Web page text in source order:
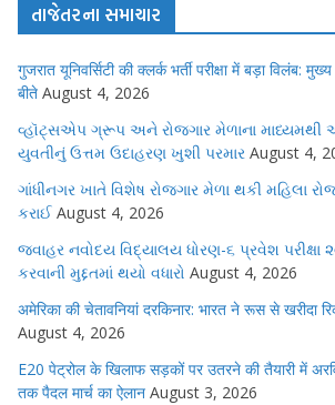
તાજેતરના સમાચાર
गुजरात यूनिवर्सिटी की क्लर्क भर्ती परीक्षा में बड़ा विलंब:
बीते August 4, 2026
વ્હૉટ્સએપ ગ્રૂપ અને રોજગાર મેળાના માધ્યમથી
યુવતીનું ઉત્તમ ઉદાહરણ ખુશી પરમાર August 4,
ગાંધીનગર ખાતે વિશેષ રોજગાર મેળા થકી મહિલા
કરાઈ August 4, 2026
જવાહર નવોદય વિદ્યાલય ધોરણ-૬ પ્રવેશ પરીક્ષા
કરવાની મુદ્દતમાં થયો વધારો August 4, 2026
अमेरिका की चेतावनियां दरकिनार: भारत ने रूस से खरीदा
August 4, 2026
E20 पेट्रोल के खिलाफ सड़कों पर उतरने की तैयारी में
तक पैदल मार्च का ऐलान August 3, 2026